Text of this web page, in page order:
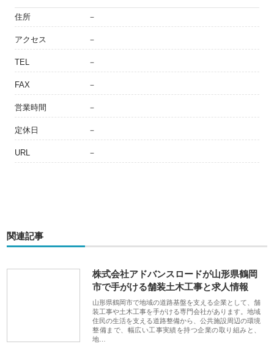
住所 －
アクセス －
TEL －
FAX －
営業時間 －
定休日 －
URL －
関連記事
株式会社アドバンスロードが山形県鶴岡
市で手がける舗装土木工事と求人情報
山形県鶴岡市で地域の道路基盤を支える企業として、舗
装工事や土木工事を手がける専門会社があります。地域
住民の生活を支える道路整備から、公共施設周辺の環境
整備まで、幅広い工事実績を持つ企業の取り組みと、
地…